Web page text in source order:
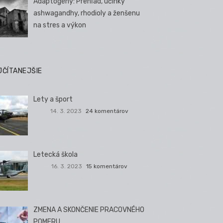
ashwagandhy, rhodioly a ženšenu
na stres a výkon
Lety a šport
14. 3. 2023 24 komentárov
Letecká škola
16. 3. 2023 15 komentárov
ZMENA A SKONČENIE PRACOVNÉHO